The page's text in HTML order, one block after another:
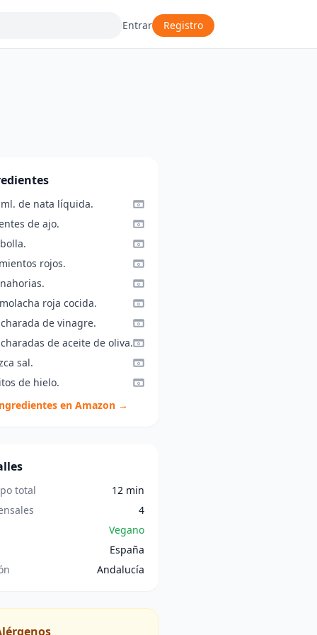
Entrar Registro
de nata líquida.
de ajo.
rojos.
roja cocida.
de vinagre.
de aceite de oliva.
sal.
de hielo.
en Amazon →
total
12 min
4
Vegano
España
Andalucía